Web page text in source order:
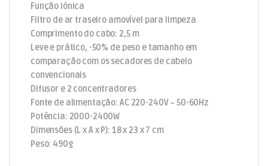
Função iónica
Filtro de ar traseiro amovível para limpeza
Comprimento do cabo: 2,5 m
Leve e prático, -50% de peso e tamanho em
comparação com os secadores de cabelo
convencionais
Difusor e 2 concentradores
Fonte de alimentação: AC 220-240V ~ 50-60Hz
Potência: 2000-2400W
Dimensões (L x A x P): 18 x 23 x 7 cm
Peso: 490g